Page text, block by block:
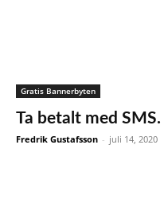
Gratis Bannerbyten
Ta betalt med SMS.
Fredrik Gustafsson - juli 14, 2020